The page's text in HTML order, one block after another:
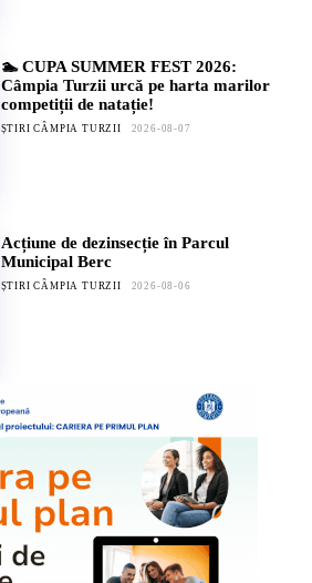
🏊 CUPA SUMMER FEST 2026:
Câmpia Turzii urcă pe harta marilor
competiții de natație!
ȘTIRI CÂMPIA TURZII 2026-08-07
Acțiune de dezinsecție în Parcul
Municipal Berc
ȘTIRI CÂMPIA TURZII 2026-08-06